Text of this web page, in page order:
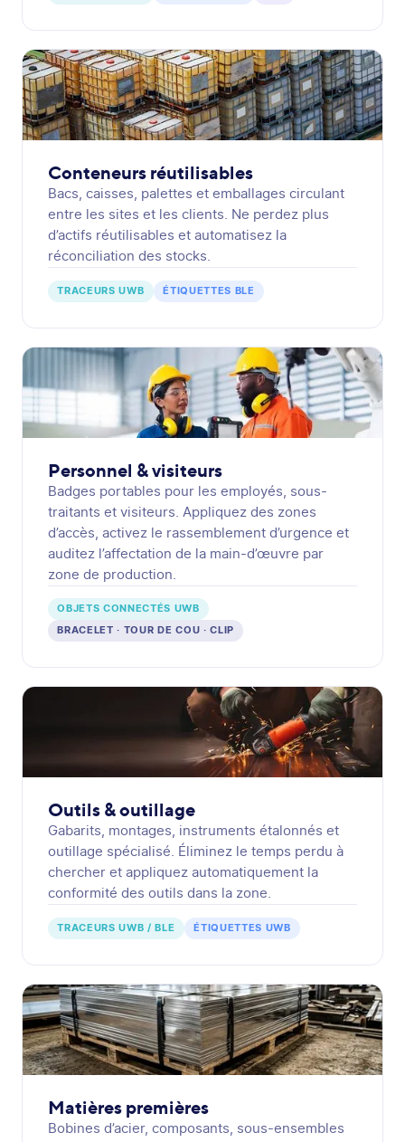
Conteneurs réutilisables
Bacs, caisses, palettes et emballages circulant
entre les sites et les clients. Ne perdez plus
d’actifs réutilisables et automatisez la
réconciliation des stocks.
TRACEURS UWB ÉTIQUETTES BLE
Personnel & visiteurs
Badges portables pour les employés, sous-
traitants et visiteurs. Appliquez des zones
d’accès, activez le rassemblement d’urgence et
auditez l’affectation de la main-d’œuvre par
zone de production.
OBJETS CONNECTÉS UWB
BRACELET · TOUR DE COU · CLIP
Outils & outillage
Gabarits, montages, instruments étalonnés et
outillage spécialisé. Éliminez le temps perdu à
chercher et appliquez automatiquement la
conformité des outils dans la zone.
TRACEURS UWB / BLE ÉTIQUETTES UWB
Matières premières
Bobines d’acier, composants, sous-ensembles